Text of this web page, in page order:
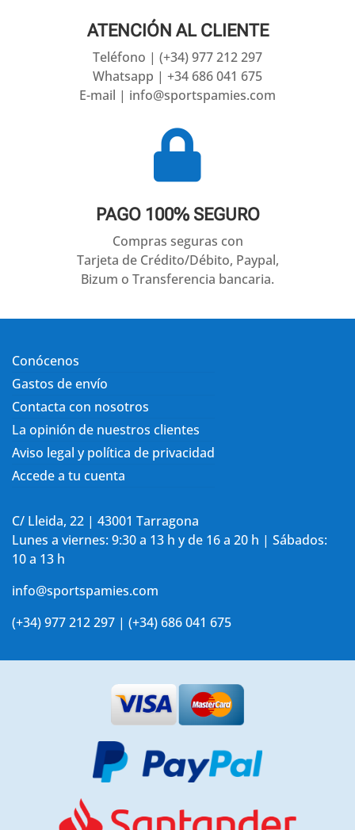
ATENCIÓN AL CLIENTE
Teléfono | (+34) 977 212 297
Whatsapp | +34 686 041 675
E-mail | info@sportspamies.com

PAGO 100% SEGURO
Compras seguras con
Tarjeta de Crédito/Débito, Paypal,
Bizum o Transferencia bancaria.
Conócenos
Gastos de envío
Contacta con nosotros
La opinión de nuestros clientes
Aviso legal y política de privacidad
Accede a tu cuenta
C/ Lleida, 22 | 43001 Tarragona
Lunes a viernes: 9:30 a 13 h y de 16 a 20 h | Sábados:
10 a 13 h
info@sportspamies.com
(+34) 977 212 297 | (+34) 686 041 675